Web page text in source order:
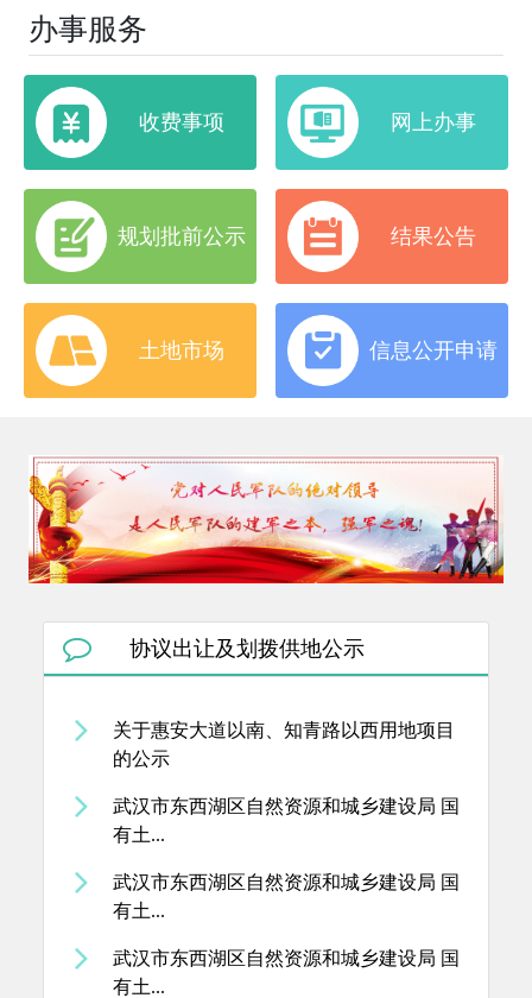
办事服务
收费事项 网上办事
规划批前公示 结果公告
土地市场 信息公开申请
协议出让及划拨供地公示
关于惠安大道以南、知青路以西用地项目
的公示
武汉市东西湖区自然资源和城乡建设局 国
有土...
武汉市东西湖区自然资源和城乡建设局 国
有土...
武汉市东西湖区自然资源和城乡建设局 国
有土...